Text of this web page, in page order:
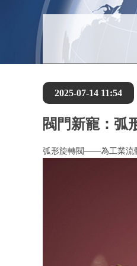
2025-07-14 11:54
閥門新寵：弧
弧形旋轉閥——為工業流